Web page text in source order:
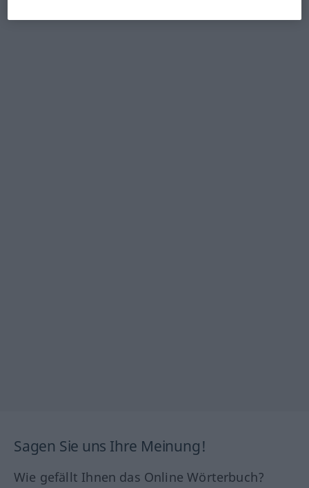
Sagen Sie uns Ihre Meinung!
Wie gefällt Ihnen das Online Wörterbuch?